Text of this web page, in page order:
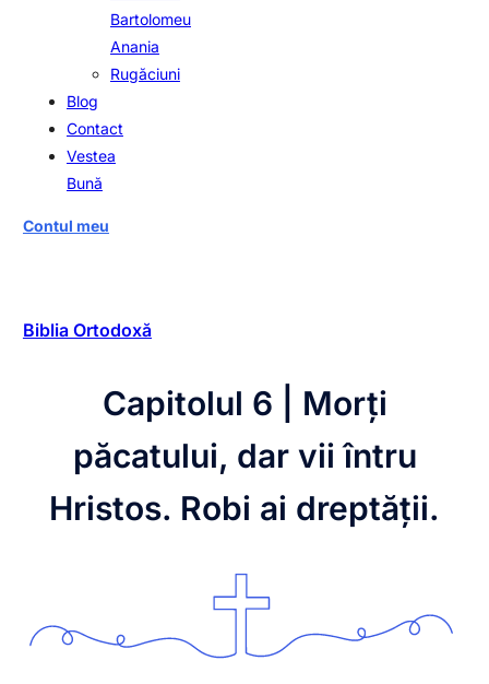
Bartolomeu
Anania
Rugăciuni
Blog
Contact
Vestea
Bună
Contul meu
Biblia Ortodoxă
Capitolul 6 | Morți
păcatului, dar vii întru
Hristos. Robi ai dreptății.